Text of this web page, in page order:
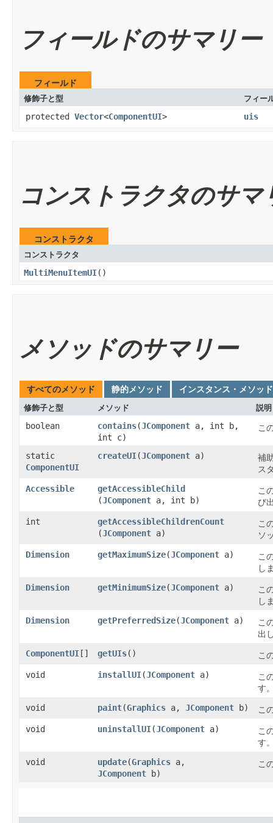
フィールドのサマリー
フィールド
修飾子と型 フィー
protected Vector<ComponentUI> uis
コンストラクタのサマ
コンストラクタ
コンストラクタ
MultiMenuItemUI()
メソッドのサマリー
すべてのメソッド 静的メソッド インスタンス・メソッド
修飾子と型 メソッド 説明
boolean contains​(JComponent a, int b,
int c)
こ
static
ComponentUI
createUI​(JComponent a)
補
ス
Accessible
getAccessibleChild
(JComponent a, int b)
こ
び
int
getAccessibleChildrenCount
(JComponent a)
こ
ソ
Dimension
getMaximumSize​(JComponent a)
こ
し
Dimension
getMinimumSize​(JComponent a)
こ
し
Dimension
getPreferredSize​(JComponent a)
こ
出
ComponentUI[] getUIs()
こ
void
installUI​(JComponent a)
こ
す
void
paint​(Graphics a, JComponent b)
こ
void
uninstallUI​(JComponent a)
こ
す
void
update​(Graphics a,
JComponent b)
こ